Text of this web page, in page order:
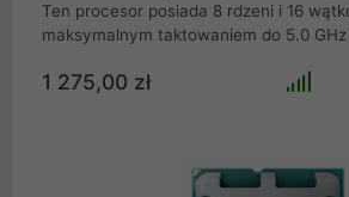
Ten procesor posiada 8 rdzeni i 16
maksymalnym taktowaniem do 5.0
najważniejsze - aż 104MB pamięci
niesamowitą moc obliczeniową dla
gier. Dzięki zastosowaniu architektury
wymagające gry komputerowe na
1 275,00 zł